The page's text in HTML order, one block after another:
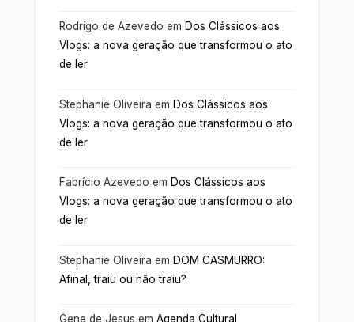
Rodrigo de Azevedo em Dos Clássicos aos
Vlogs: a nova geração que transformou o ato
de ler
Stephanie Oliveira em Dos Clássicos aos
Vlogs: a nova geração que transformou o ato
de ler
Fabrício Azevedo em Dos Clássicos aos
Vlogs: a nova geração que transformou o ato
de ler
Stephanie Oliveira em DOM CASMURRO:
Afinal, traiu ou não traiu?
Gene de Jesus em Agenda Cultural